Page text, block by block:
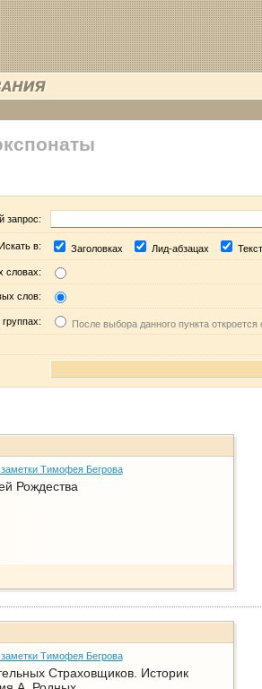
запрос:
Искать в: Заголовках Лид-абзацах
словах:
слов:
После выбора данного пункта откроется
заметки Тимофея Бегрова
Рождества
заметки Тимофея Бегрова
Страховщиков. Историк